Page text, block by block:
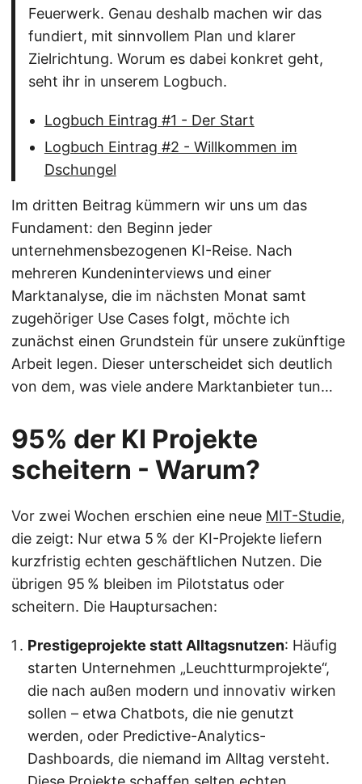
Feuerwerk. Genau deshalb machen wir das
fundiert, mit sinnvollem Plan und klarer
Zielrichtung. Worum es dabei konkret geht,
seht ihr in unserem Logbuch.
Logbuch Eintrag #1 - Der Start
Logbuch Eintrag #2 - Willkommen im
Dschungel
Im dritten Beitrag kümmern wir uns um das
Fundament: den Beginn jeder
unternehmensbezogenen KI-Reise. Nach
mehreren Kundeninterviews und einer
Marktanalyse, die im nächsten Monat samt
zugehöriger Use Cases folgt, möchte ich
zunächst einen Grundstein für unsere zukünftige
Arbeit legen. Dieser unterscheidet sich deutlich
von dem, was viele andere Marktanbieter tun…
95% der KI Projekte
scheitern - Warum?
Vor zwei Wochen erschien eine neue MIT-Studie,
die zeigt: Nur etwa 5 % der KI-Projekte liefern
kurzfristig echten geschäftlichen Nutzen. Die
übrigen 95 % bleiben im Pilotstatus oder
scheitern. Die Hauptursachen:
Prestigeprojekte statt Alltagsnutzen: Häufig
starten Unternehmen „Leuchtturmprojekte“,
die nach außen modern und innovativ wirken
sollen – etwa Chatbots, die nie genutzt
werden, oder Predictive-Analytics-
Dashboards, die niemand im Alltag versteht.